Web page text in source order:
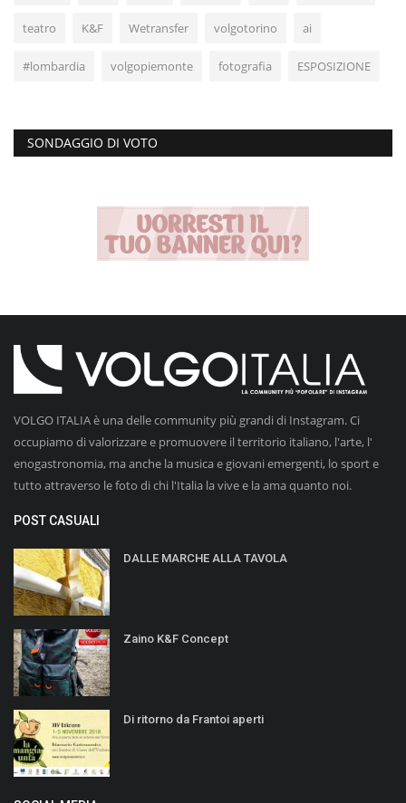
teatro K&F Wetransfer volgotorino ai
#lombardia volgopiemonte fotografia ESPOSIZIONE
SONDAGGIO DI VOTO
VOLGO ITALIA è una delle community più grandi di Instagram. Ci
occupiamo di valorizzare e promuovere il territorio italiano, l'arte, l'
enogastronomia, ma anche la musica e giovani emergenti, lo sport e
tutto attraverso le foto di chi l'Italia la vive e la ama quanto noi.
POST CASUALI
DALLE MARCHE ALLA TAVOLA
Zaino K&F Concept
Di ritorno da Frantoi aperti